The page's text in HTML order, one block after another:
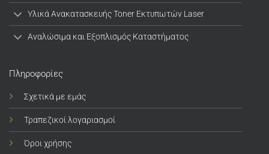
Υλικά Ανακατασκευής Toner Εκτυπωτών Laser
Αναλώσιμα και Εξοπλισμός Καταστήματος
Πληροφορίες
Σχετικά με εμάς
Τραπεζικοί λογαριασμοί
Όροι χρήσης